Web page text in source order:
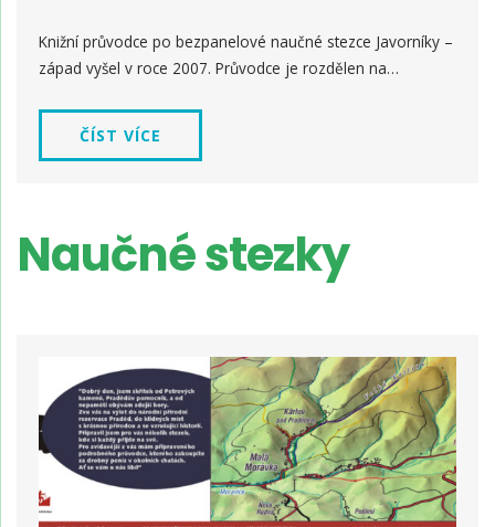
Knižní průvodce po bezpanelové naučné stezce Javorníky –
západ vyšel v roce 2007. Průvodce je rozdělen na…
ČÍST VÍCE
Naučné stezky